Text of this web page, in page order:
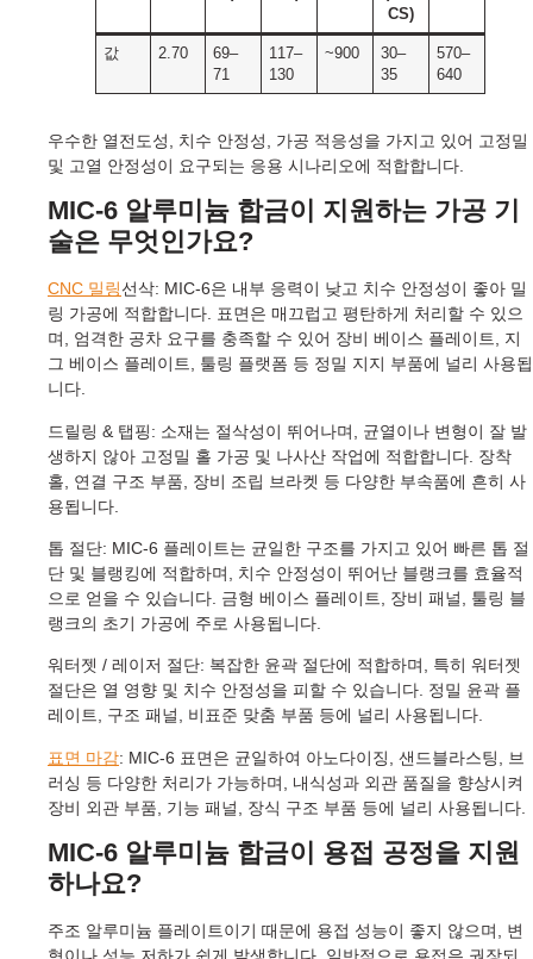
CS)
값 2.70
69–
71
117–
130
~900
30–
35
570–
640
우수한 열전도성, 치수 안정성, 가공 적응성을 가지고 있어 고정밀
및 고열 안정성이 요구되는 응용 시나리오에 적합합니다.
MIC-6 알루미늄 합금이 지원하는 가공 기
술은 무엇인가요?
CNC 밀링선삭: MIC-6은 내부 응력이 낮고 치수 안정성이 좋아 밀
링 가공에 적합합니다. 표면은 매끄럽고 평탄하게 처리할 수 있으
며, 엄격한 공차 요구를 충족할 수 있어 장비 베이스 플레이트, 지
그 베이스 플레이트, 툴링 플랫폼 등 정밀 지지 부품에 널리 사용됩
니다.
드릴링 & 탭핑: 소재는 절삭성이 뛰어나며, 균열이나 변형이 잘 발
생하지 않아 고정밀 홀 가공 및 나사산 작업에 적합합니다. 장착
홀, 연결 구조 부품, 장비 조립 브라켓 등 다양한 부속품에 흔히 사
용됩니다.
톱 절단: MIC-6 플레이트는 균일한 구조를 가지고 있어 빠른 톱 절
단 및 블랭킹에 적합하며, 치수 안정성이 뛰어난 블랭크를 효율적
으로 얻을 수 있습니다. 금형 베이스 플레이트, 장비 패널, 툴링 블
랭크의 초기 가공에 주로 사용됩니다.
워터젯 / 레이저 절단: 복잡한 윤곽 절단에 적합하며, 특히 워터젯
절단은 열 영향 및 치수 안정성을 피할 수 있습니다. 정밀 윤곽 플
레이트, 구조 패널, 비표준 맞춤 부품 등에 널리 사용됩니다.
표면 마감: MIC-6 표면은 균일하여 아노다이징, 샌드블라스팅, 브
러싱 등 다양한 처리가 가능하며, 내식성과 외관 품질을 향상시켜
장비 외관 부품, 기능 패널, 장식 구조 부품 등에 널리 사용됩니다.
MIC-6 알루미늄 합금이 용접 공정을 지원
하나요?
주조 알루미늄 플레이트이기 때문에 용접 성능이 좋지 않으며, 변